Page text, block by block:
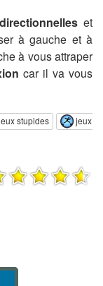
et
à gauche et à
à vous attraper
car il va vous
stupides jeux